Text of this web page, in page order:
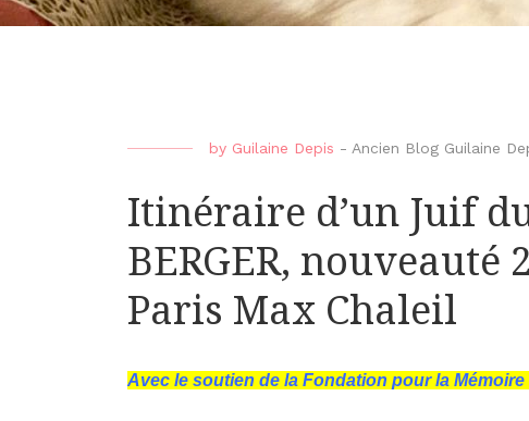
by Guilaine Depis - Ancien Blog Guilaine
Itinéraire d’un Juif
BERGER, nouveauté
Paris Max Chaleil
Avec le soutien de la Fondation pour la Mémoire